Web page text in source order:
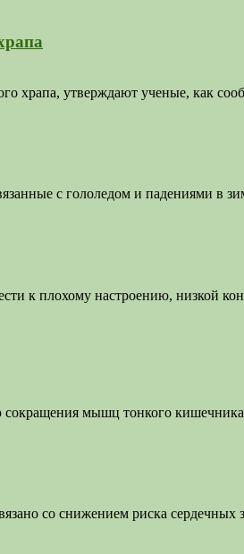
храпа, утверждают ученые, как
с гололедом и падениями в
к плохому настроению, низкой
мышц тонкого
со снижением риска сердечных